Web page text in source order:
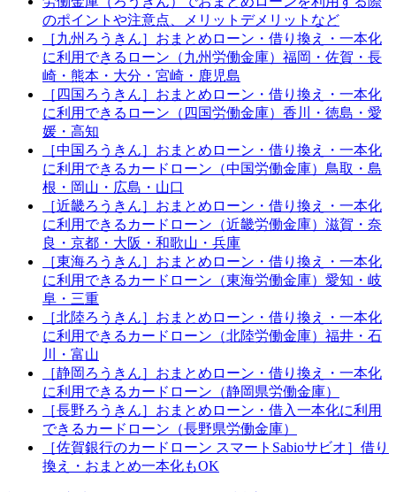
のポイントや注意点、メリットデメリットなど
［九州ろうきん］おまとめローン・借り換え・一本化
に利用できるローン（九州労働金庫）福岡・佐賀・長
崎・熊本・大分・宮崎・鹿児島
［四国ろうきん］おまとめローン・借り換え・一本化
に利用できるローン（四国労働金庫）香川・徳島・愛
媛・高知
［中国ろうきん］おまとめローン・借り換え・一本化
に利用できるカードローン（中国労働金庫）鳥取・島
根・岡山・広島・山口
［近畿ろうきん］おまとめローン・借り換え・一本化
に利用できるカードローン（近畿労働金庫）滋賀・奈
良・京都・大阪・和歌山・兵庫
［東海ろうきん］おまとめローン・借り換え・一本化
に利用できるカードローン（東海労働金庫）愛知・岐
阜・三重
［北陸ろうきん］おまとめローン・借り換え・一本化
に利用できるカードローン（北陸労働金庫）福井・石
川・富山
［静岡ろうきん］おまとめローン・借り換え・一本化
に利用できるカードローン（静岡県労働金庫）
［長野ろうきん］おまとめローン・借入一本化に利用
できるカードローン（長野県労働金庫）
［佐賀銀行のカードローン スマートSabioサビオ］借り
換え・おまとめ一本化もOK